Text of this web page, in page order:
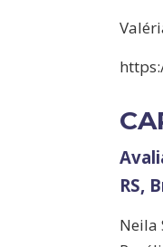
RS,
Neila